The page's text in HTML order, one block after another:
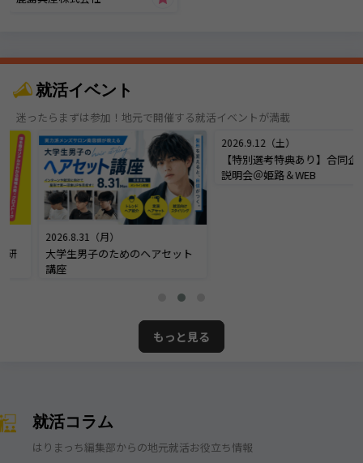
就活イベント
迷ったらまずは参加！地元で開催する就活イベントが満載
2026.8.31（月）
大学生男子のためのヘアセット
もっと見る
就活コラム
はりまっち編集部からの地元就活お役立ち情報